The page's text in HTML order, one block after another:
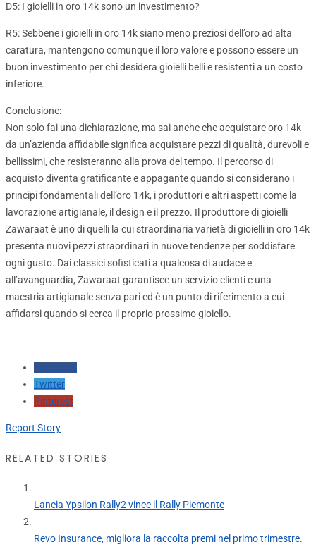
D5: I gioielli in oro 14k sono un investimento?
R5: Sebbene i gioielli in oro 14k siano meno preziosi dell’oro ad alta
caratura, mantengono comunque il loro valore e possono essere un
buon investimento per chi desidera gioielli belli e resistenti a un costo
inferiore.
Conclusione:
Non solo fai una dichiarazione, ma sai anche che acquistare oro 14k
da un’azienda affidabile significa acquistare pezzi di qualità, durevoli e
bellissimi, che resisteranno alla prova del tempo. Il percorso di
acquisto diventa gratificante e appagante quando si considerano i
principi fondamentali dell’oro 14k, i produttori e altri aspetti come la
lavorazione artigianale, il design e il prezzo. Il produttore di gioielli
Zawaraat è uno di quelli la cui straordinaria varietà di gioielli in oro 14k
presenta nuovi pezzi straordinari in nuove tendenze per soddisfare
ogni gusto. Dai classici sofisticati a qualcosa di audace e
all’avanguardia, Zawaraat garantisce un servizio clienti e una
maestria artigianale senza pari ed è un punto di riferimento a cui
affidarsi quando si cerca il proprio prossimo gioiello.
Facebook
Twitter
Pinterest
Report Story
RELATED STORIES
Lancia Ypsilon Rally2 vince il Rally Piemonte
Revo Insurance, migliora la raccolta premi nel primo trimestre.